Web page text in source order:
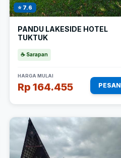
⭐ 7.6
PANDU LAKESIDE HOTEL
TUKTUK
☕ Sarapan
HARGA MULAI
Rp 164.455 PESAN